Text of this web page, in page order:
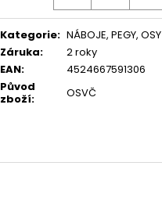
Kategorie: NÁBOJE, PEGY, OSY
Záruka:
2 roky
EAN:
4524667591306
Původ
zboží: OSVČ